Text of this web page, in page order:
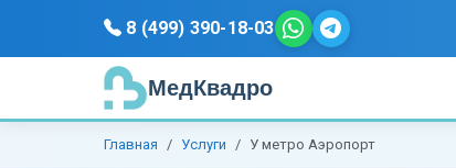
8 (499) 390-18-03
МедКвадро
Главная Услуги У метро Аэропорт